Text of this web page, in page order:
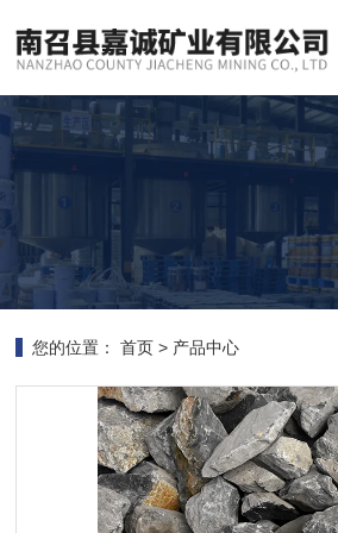
您的位置： 首页 > 产品中心